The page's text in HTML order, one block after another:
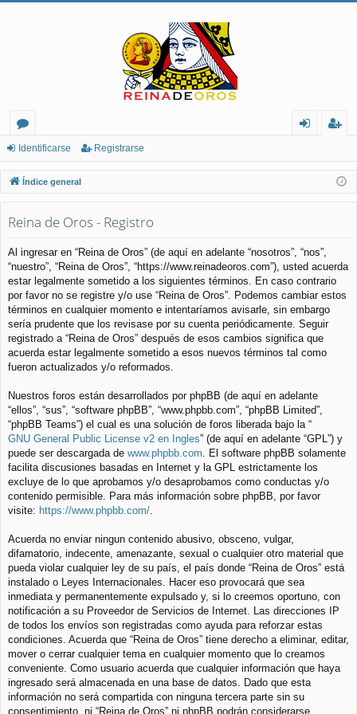
or
os
nt
ifi
rs
e
ist
ra
Identificarse Registrarse
Índice general
Reina de Oros - Registro
Al ingresar en “Reina de Oros” (de aquí en adelante “nosotros”, “nos”,
“nuestro”, “Reina de Oros”, “https://www.reinadeoros.com”), usted acuerda
estar legalmente sometido a los siguientes términos. En caso contrario
por favor no se registre y/o use “Reina de Oros”. Podemos cambiar estos
términos en cualquier momento e intentaríamos avisarle, sin embargo
sería prudente que los revisase por su cuenta periódicamente. Seguir
registrado a “Reina de Oros” después de esos cambios significa que
acuerda estar legalmente sometido a esos nuevos términos tal como
fueron actualizados y/o reformados.
Nuestros foros están desarrollados por phpBB (de aquí en adelante
“ellos”, “sus”, “software phpBB”, “www.phpbb.com”, “phpBB Limited”,
“phpBB Teams”) el cual es una solución de foros liberada bajo la “
GNU General Public License v2 en Ingles” (de aquí en adelante “GPL”) y
puede ser descargada de www.phpbb.com . El software phpBB solamente
facilita discusiones basadas en Internet y la GPL estrictamente los
excluye de lo que aprobamos y/o desaprobamos como conductas y/o
contenido permisible. Para más información sobre phpBB, por favor
visite: https://www.phpbb.com/
Acuerda no enviar ningun contenido abusivo, obsceno, vulgar,
difamatorio, indecente, amenazante, sexual o cualquier otro material que
pueda violar cualquier ley de su país, el país donde “Reina de Oros” está
instalado o Leyes Internacionales. Hacer eso provocará que sea
inmediata y permanentemente expulsado y, si lo creemos oportuno, con
notificación a su Proveedor de Servicios de Internet. Las direcciones IP
de todos los envíos son registradas como ayuda para reforzar estas
condiciones. Acuerda que “Reina de Oros” tiene derecho a eliminar, editar,
mover o cerrar cualquier tema en cualquier momento que lo creamos
conveniente. Como usuario acuerda que cualquier información que haya
ingresado será almacenada en una base de datos. Dado que esta
información no será compartida con ninguna tercera parte sin su
consentimiento, ni “Reina de Oros” ni phpBB podrán considerarse